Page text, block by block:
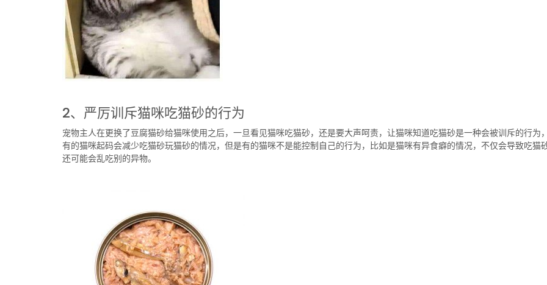
2、严厉训斥猫咪吃猫砂的行为
宠物主人在更换了豆腐猫砂给猫咪使用之后，一旦看见猫咪吃猫砂，还是要大声呵责，让猫咪知道吃猫砂是一种会被训斥的行为
有的猫咪起码会减少吃猫砂玩猫砂的情况，但是有的猫咪不是能控制自己的行为，比如是猫咪有异食癖的情况，不仅会导致吃猫
还可能会乱吃别的异物。